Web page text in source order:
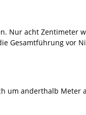
Nur acht Zentimeter
Gesamtführung vor
um anderthalb Meter